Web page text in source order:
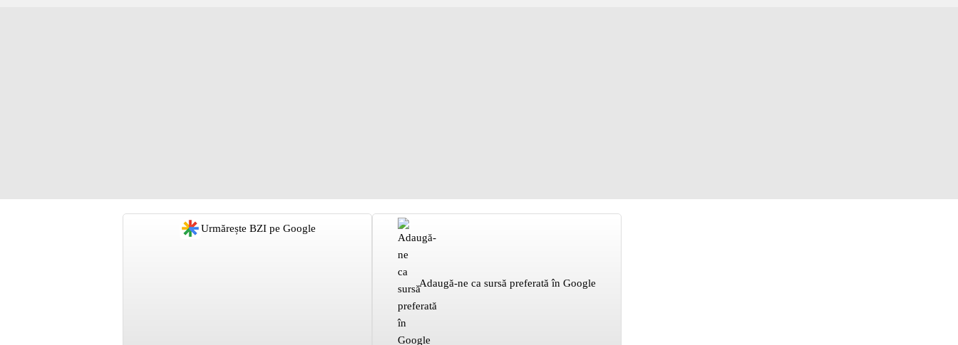
Urmărește BZI pe Google
Adaugă-ne ca sursă preferată în Google